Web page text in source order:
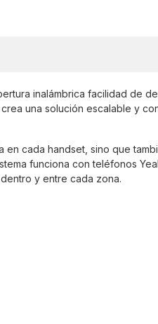
inalámbrica facilidad de
una solución escalable y
en cada handset, sino que
funciona con teléfonos
y entre cada zona.